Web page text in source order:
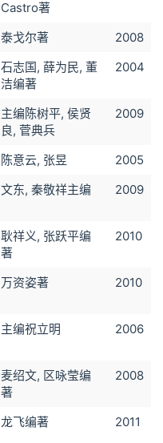
Castro著
泰戈尔著
2008
石志国, 薛为民, 董
洁编著
2004
主编陈树平, 侯贤
良, 菅典兵
2009
陈意云, 张昱
2005
文东, 秦敬祥主编 2009
耿祥义, 张跃平编
著
2010
万资姿著 2010
主编祝立明 2006
麦绍文, 区咏莹编
著
2008
龙飞编著 2011